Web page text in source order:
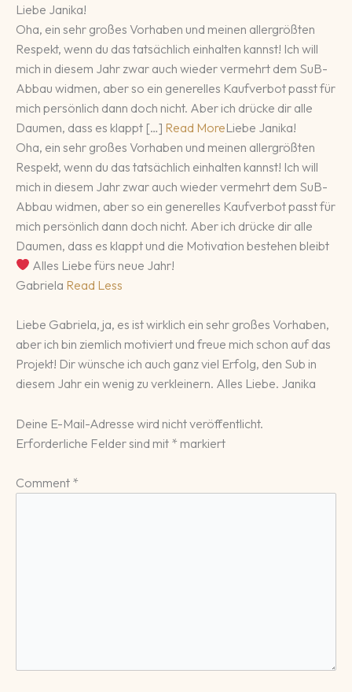
Liebe Janika!
Oha, ein sehr großes Vorhaben und meinen allergrößten
Respekt, wenn du das tatsächlich einhalten kannst! Ich will
mich in diesem Jahr zwar auch wieder vermehrt dem SuB-
Abbau widmen, aber so ein generelles Kaufverbot passt für
mich persönlich dann doch nicht. Aber ich drücke dir alle
Daumen, dass es klappt […] Read MoreLiebe Janika!
Oha, ein sehr großes Vorhaben und meinen allergrößten
Respekt, wenn du das tatsächlich einhalten kannst! Ich will
mich in diesem Jahr zwar auch wieder vermehrt dem SuB-
Abbau widmen, aber so ein generelles Kaufverbot passt für
mich persönlich dann doch nicht. Aber ich drücke dir alle
Daumen, dass es klappt und die Motivation bestehen bleibt
Alles Liebe fürs neue Jahr!
Gabriela Read Less
Liebe Gabriela, ja, es ist wirklich ein sehr großes Vorhaben,
aber ich bin ziemlich motiviert und freue mich schon auf das
Projekt! Dir wünsche ich auch ganz viel Erfolg, den Sub in
diesem Jahr ein wenig zu verkleinern. Alles Liebe. Janika
Deine E-Mail-Adresse wird nicht veröffentlicht.
Erforderliche Felder sind mit * markiert
Comment *